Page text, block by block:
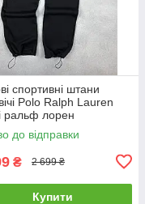
спортивні штани
Polo Ralph Lauren
ральф лорен
до відправки
₴ 2 699 ₴
Купити